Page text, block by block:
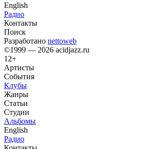
English
Радио
Контакты
Поиск
Разработано nettoweb
©1999 — 2026 acidjazz.ru
12+
Артисты
События
Клубы
Жанры
Статьи
Студии
Альбомы
English
Радио